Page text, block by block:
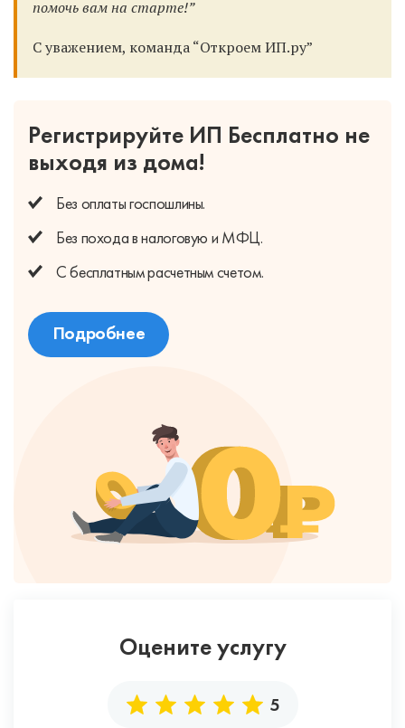
помочь вам на старте!”
С уважением, команда “Откроем ИП.ру”
Регистрируйте ИП Бесплатно не
выходя из дома!
Без оплатыгоспошлины.
Без походав налоговую и МФЦ.
С бесплатнымрасчетным счетом.
Подробнее
Оцените услугу
5